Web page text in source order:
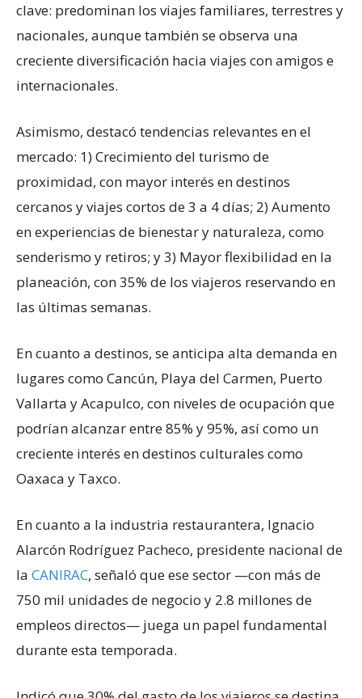
clave: predominan los viajes familiares, terrestres y
nacionales, aunque también se observa una
creciente diversificación hacia viajes con amigos e
internacionales.
Asimismo, destacó tendencias relevantes en el
mercado: 1) Crecimiento del turismo de
proximidad, con mayor interés en destinos
cercanos y viajes cortos de 3 a 4 días; 2) Aumento
en experiencias de bienestar y naturaleza, como
senderismo y retiros; y 3) Mayor flexibilidad en la
planeación, con 35% de los viajeros reservando en
las últimas semanas.
En cuanto a destinos, se anticipa alta demanda en
lugares como Cancún, Playa del Carmen, Puerto
Vallarta y Acapulco, con niveles de ocupación que
podrían alcanzar entre 85% y 95%, así como un
creciente interés en destinos culturales como
Oaxaca y Taxco.
En cuanto a la industria restaurantera, Ignacio
Alarcón Rodríguez Pacheco, presidente nacional de
la CANIRAC, señaló que ese sector —con más de
750 mil unidades de negocio y 2.8 millones de
empleos directos— juega un papel fundamental
durante esta temporada.